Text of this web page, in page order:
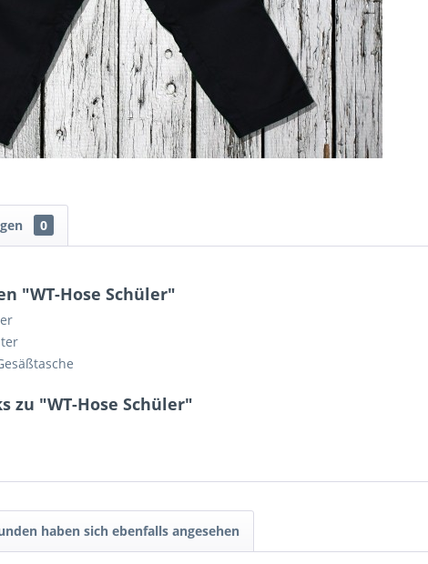
0
"WT-Hose Schüler"
zu "WT-Hose Schüler"
haben sich ebenfalls angesehen